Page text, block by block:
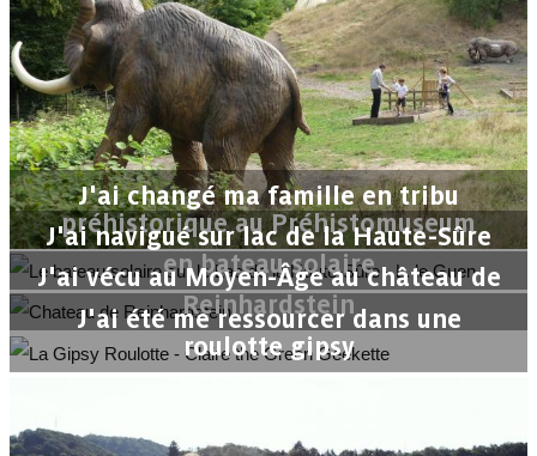
J'ai changé ma famille en tribu
préhistorique au Préhistomuseum
J'ai navigué sur lac de la Haute-Sûre
en bateau solaire
J'ai vécu au Moyen-Âge au château de
Reinhardstein
J'ai été me ressourcer dans une
roulotte gipsy